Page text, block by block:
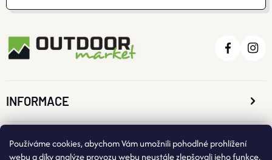
Používáme cookies, abychom Vám umožnili pohodlné prohlížení
webu a díky analýze provozu webu neustále zlepšovali jeho funkce,
INFORMACE
O NÁKUPU